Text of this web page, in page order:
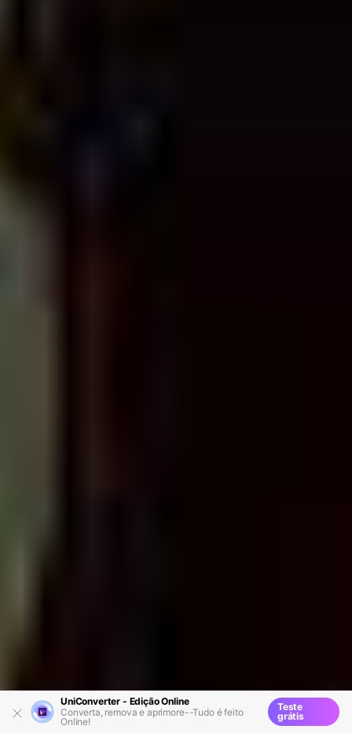
UniConverter - Edição Online
Converta, remova e aprimore--Tudo é feito
Online!
Teste
grátis